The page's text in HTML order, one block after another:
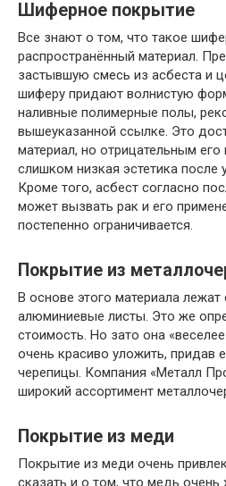
Шиферное покрытие
Все знают о том, что такое
распространённый материал.
застывшую смесь из асбеста и
шиферу придают волнистую
наливные полимерные полы,
вышеуказанной ссылке. Это
материал, но отрицательным его
слишком низкая эстетика после
Кроме того, асбест согласно
может вызвать рак и его
постепенно ограничивается.
Покрытие из
В основе этого материала лежат
алюминиевые листы. Это же
стоимость. Но зато она
очень красиво уложить, придав
черепицы. Компания «Металл
широкий ассортимент
Покрытие из меди
Покрытие из меди очень
сказать и о том, что медь очень